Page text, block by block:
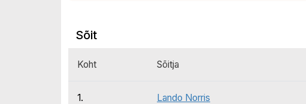
Sõit
Koht Sõitja
1. Lando Norris